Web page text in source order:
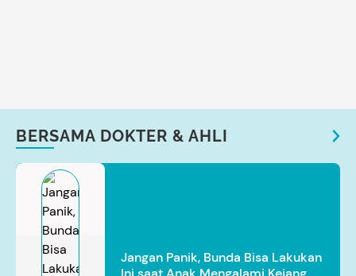
BERSAMA DOKTER & AHLI
Jangan Panik, Bunda Bisa Lakukan